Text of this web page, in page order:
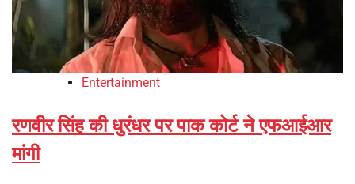
Entertainment
रणवीर सिंह की धुरंधर पर पाक कोर्ट ने एफआईआर
मांगी